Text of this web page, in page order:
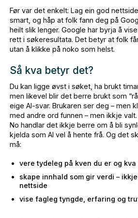
Før var det enkelt: Lag ein god
smart, og håp at folk fann deg på
heilt slik lenger. Google har byrja å
rett i søkeresultata. Det betyr at folk
utan å klikke på noko som helst.
Så kva betyr det?
Du kan ligge øvst i søket, ha brukt
men likevel blir det berre brukt som
eige AI-svar. Brukaren ser deg – men
med andre ord funnen – men ikkje valt.
No handlar det ikkje berre om å bli
kjelda som AI vel å hente frå. Og det
må:
vere tydeleg på kven du er og kva
skape innhald som gir verdi –
nettside
vise fagleg tyngde, erfaring og